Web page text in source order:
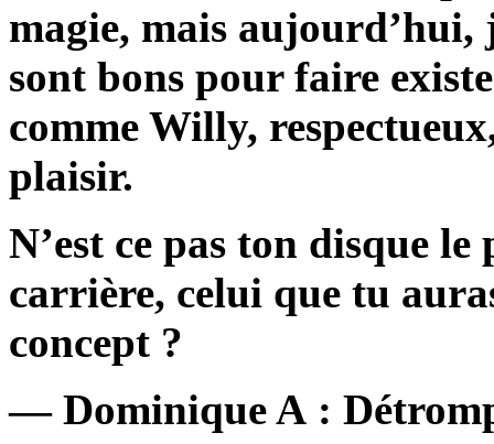
magie, mais aujourd’hui,
sont bons pour faire
comme Willy,
plaisir.
N’est ce pas ton disque
carrière, celui que tu
concept ?
— Dominique A :